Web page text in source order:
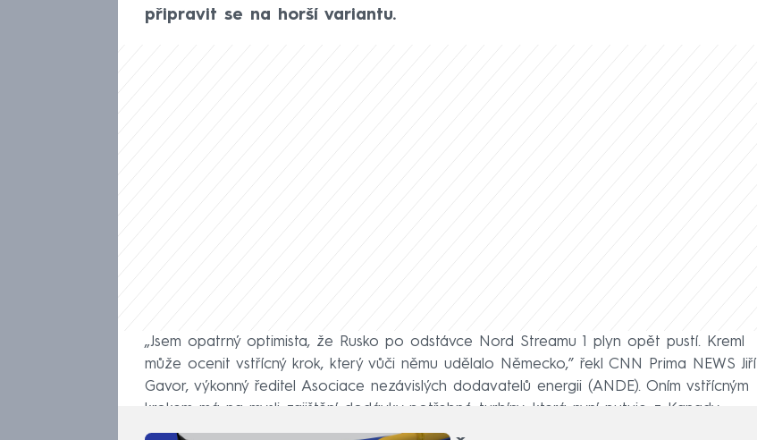
připravit se na horší variantu.
„Jsem opatrný optimista, že Rusko po odstávce Nord Streamu 1 plyn opět pustí. Kreml
může ocenit vstřícný krok, který vůči němu udělalo Německo,” řekl CNN Prima NEWS Jiří
Gavor, výkonný ředitel Asociace nezávislých dodavatelů energii (ANDE). Oním vstřícným
krokem má na mysli zajištění dodávky potřebné turbíny, která nyní putuje z Kanady.